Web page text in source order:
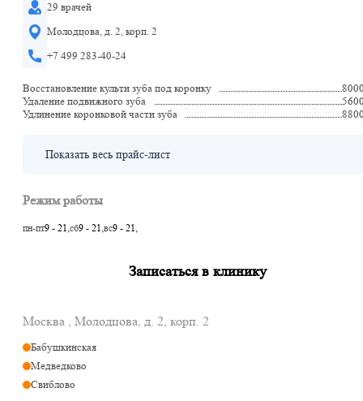
29 врачей
Молодцова, д. 2, корп. 2
+7 499 283-40-24
Восстановление культи зуба под коронку
Удаление подвижного зуба
Удлинение коронковой части зуба
Показать весь прайс-лист
Режим работы
пн-пт9 - 21,сб9 - 21,вс9 - 21,
Записаться в клинику
Москва , Молодцова, д. 2, корп. 2
Бабушкинская
Медведково
Свиблово